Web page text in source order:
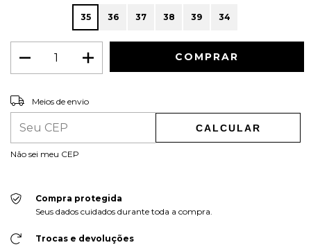
35 36 37 38 39 34
Entregas para o CEP:
Meios de envio
CALCULAR
Não sei meu CEP
Compra protegida
Seus dados cuidados durante toda a compra.
Trocas e devoluções